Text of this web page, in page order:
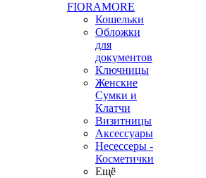
FIORAMORE
Кошельки
Обложки
для
документов
Ключницы
Женские
Сумки и
Клатчи
Визитницы
Аксессуары
Несессеры -
Косметички
Ещё